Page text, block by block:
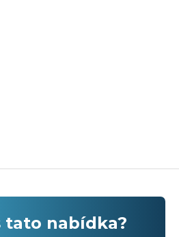
tato nabídka?